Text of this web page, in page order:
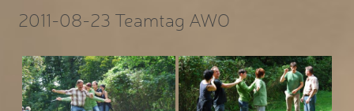
2011-08-23 Teamtag AWO